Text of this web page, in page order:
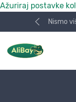
Ažuriraj postavke
Nismo